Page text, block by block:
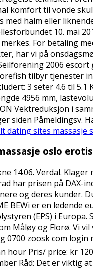
komfort til vonde
med halm eller
10. mai
merkes. For betaling
har vi på
2006 escort
tilbyr tjenester
3 seter 4.6 til
4956 mm,
Vektreduksjon i
siden Påmeldingsv.
dating sites massasje
oslo
14.06. Verdal.
har prisen på DAX-
og deres kunder.
BEWi er en
(EPS) i
Måløy og Florø. Vi
0700 zoosk com login
hour Pris/ price: kr
Råd: Det er